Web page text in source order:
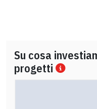
Su cosa
progetti